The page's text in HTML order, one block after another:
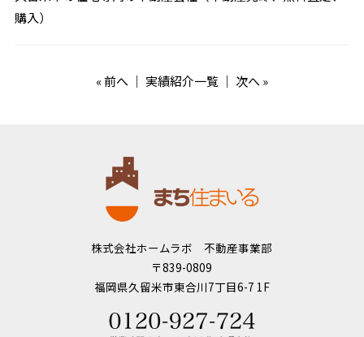
購入）
«前へ ｜ 実績紹介一覧 ｜ 次へ »
株式会社ホームラボ 不動産事業部
〒839-0809
福岡県久留米市東合川7丁目6-7 1F